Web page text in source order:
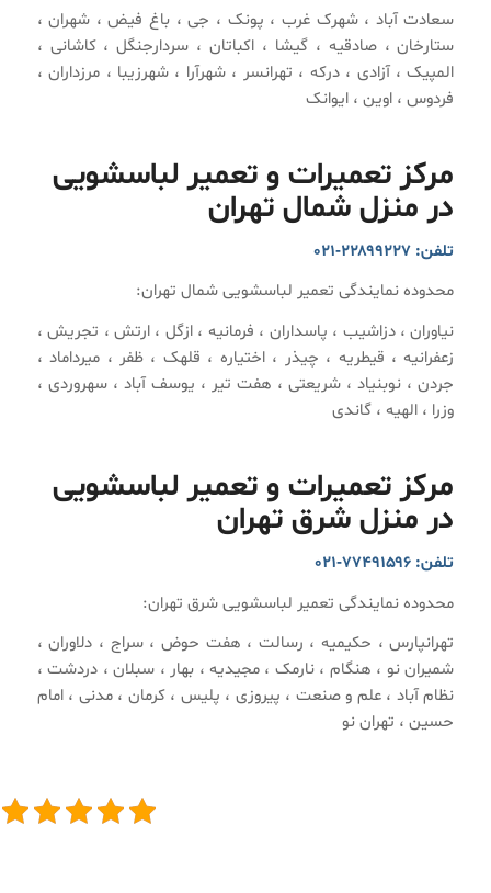
سعادت آباد ، شهرک غرب ، پونک ، جی ، باغ فیض ، شهران ،
ستارخان ، صادقیه ، گیشا ، اکباتان ، سردارجنگل ، کاشانی ،
المپیک ، آزادی ، درکه ، تهرانسر ، شهرآرا ، شهرزیبا ، مرزداران ،
فردوس ، اوین ، ایوانک
مرکز تعمیرات و تعمیر لباسشویی
در منزل شمال تهران
تلفن: ۲۲۸۹۹۲۲۷-۰۲۱
محدوده نمایندگی تعمیر لباسشویی شمال تهران:
نیاوران ، دزاشیب ، پاسداران ، فرمانیه ، ازگل ، ارتش ، تجریش ،
زعفرانیه ، قیطریه ، چیذر ، اختیاره ، قلهک ، ظفر ، میرداماد ،
جردن ، نوبنیاد ، شریعتی ، هفت تیر ، یوسف آباد ، سهروردی ،
وزرا ، الهیه ، گاندی
مرکز تعمیرات و تعمیر لباسشویی
در منزل شرق تهران
تلفن: ۷۷۴۹۱۵۹۶-۰۲۱
محدوده نمایندگی تعمیر لباسشویی شرق تهران:
تهرانپارس ، حکیمیه ، رسالت ، هفت حوض ، سراج ، دلاوران ،
شمیران نو ، هنگام ، نارمک ، مجیدیه ، بهار ، سبلان ، دردشت ،
نظام آباد ، علم و صنعت ، پیروزی ، پلیس ، کرمان ، مدنی ، امام
حسین ، تهران نو